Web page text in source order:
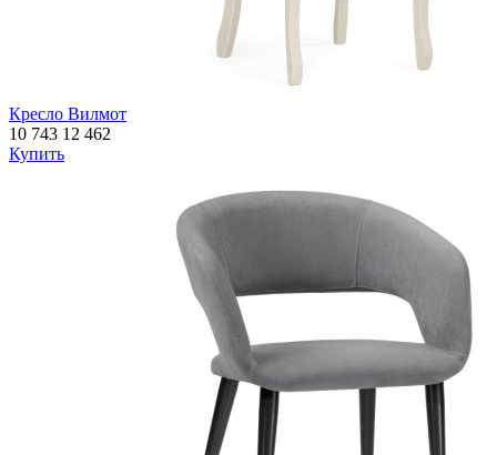
Кресло Вилмот
10 743 12 462
Купить